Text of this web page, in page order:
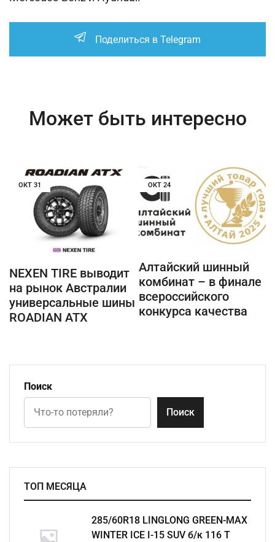
Поделиться в Telegram
Может быть интересно
ОКТ 31
NEXEN TIRE выводит
на рынок Австралии
универсальные шины
ROADIAN ATX
ОКТ 24
Алтайский шинный
комбинат – в финале
всероссийского
конкурса качества
Поиск
Поиск
ТОП МЕСЯЦА
285/60R18 LINGLONG GREEN-MAX
WINTER ICE I-15 SUV б/к 116 T